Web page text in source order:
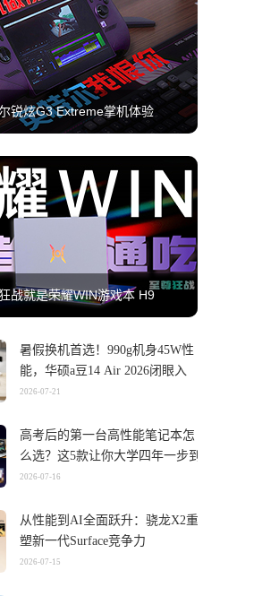
锐炫G3 Extreme掌机体验
战就是荣耀WIN游戏本 H9
暑假换机首选！990g机身45W性
能，华硕a豆14 Air 2026闭眼入
2026-07-21
高考后的第一台高性能笔记本怎
么选？这5款让你大学四年一步到
位
2026-07-16
从性能到AI全面跃升：骁龙X2重
塑新一代Surface竞争力
2026-07-15